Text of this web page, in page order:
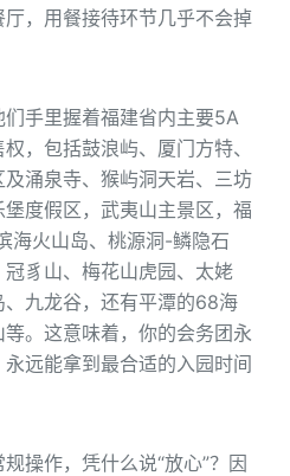
，用餐接待环节几乎不会掉
手里握着福建省内主要5A
，包括鼓浪屿、厦门方特、
涌泉寺、猴屿洞天岩、三坊
度假区，武夷山主景区，福
海火山岛、桃源洞-鳞隐石
豸山、梅花山虎园、太姥
九龙谷，还有平潭的68海
。这意味着，你的会务团永
远能拿到最合适的入园时间
操作，凭什么说“放心”？因